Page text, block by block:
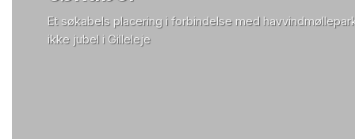
Et søkabels placering i forbindelse med
ikke jubel i Gilleleje